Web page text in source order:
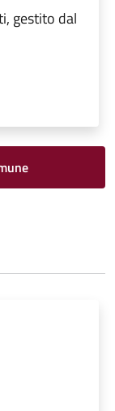
gestito dal